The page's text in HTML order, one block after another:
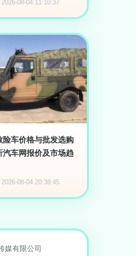
08-04 11:10:37
险车价格与批发选购
汽车网报价及市场趋
08-04 20:38:45
媒有限公司